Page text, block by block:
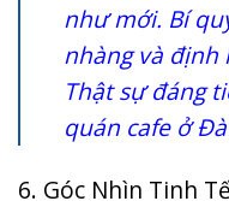
như mới. Bí
nhàng và định
Thật sự đáng
quán cafe ở
6. Góc Nhìn Tinh